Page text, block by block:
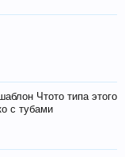
Чтото типа этого
с тубами